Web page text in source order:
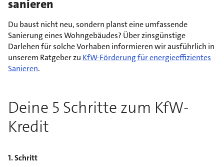
sanieren
Du baust nicht neu, sondern planst eine umfassende
Sanierung eines Wohngebäudes? Über zinsgünstige
Darlehen für solche Vorhaben informieren wir ausführlich in
unserem Ratgeber zu KfW-Förderung für energieeffizientes
Sanieren.
Deine 5 Schritte zum KfW-
Kredit
1. Schritt